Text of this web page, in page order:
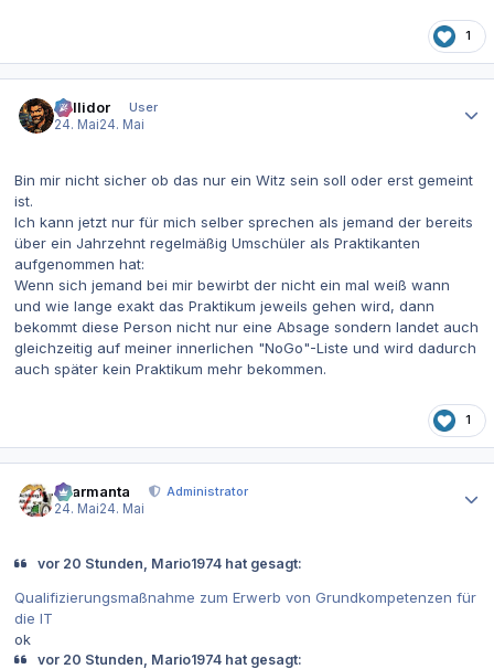
1
Sullidor
User
24. Mai24. Mai
Bin mir nicht sicher ob das nur ein Witz sein soll oder erst gemeint
ist.
Ich kann jetzt nur für mich selber sprechen als jemand der bereits
über ein Jahrzehnt regelmäßig Umschüler als Praktikanten
aufgenommen hat:
Wenn sich jemand bei mir bewirbt der nicht ein mal weiß wann
und wie lange exakt das Praktikum jeweils gehen wird, dann
bekommt diese Person nicht nur eine Absage sondern landet auch
gleichzeitig auf meiner innerlichen "NoGo"-Liste und wird dadurch
auch später kein Praktikum mehr bekommen.
1
charmanta
Administrator
24. Mai24. Mai
vor 20 Stunden, Mario1974 hat gesagt:
Qualifizierungsmaßnahme zum Erwerb von Grundkompetenzen für
die IT
ok
vor 20 Stunden, Mario1974 hat gesagt: